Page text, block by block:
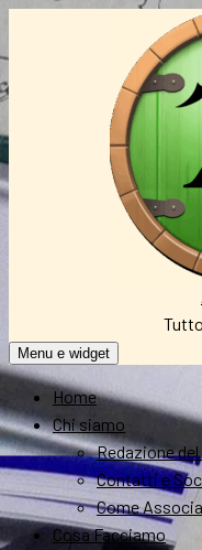
Menu e widget
Home
Chi siamo
Redazione
Contatti e
Come
Cosa Facciamo